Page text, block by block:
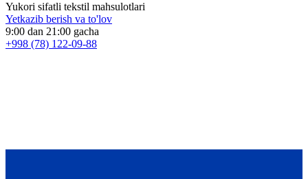
Yukori sifatli tekstil mahsulotlari
Yetkazib berish va to'lov
9:00 dan 21:00 gacha
+998 (78) 122-09-88